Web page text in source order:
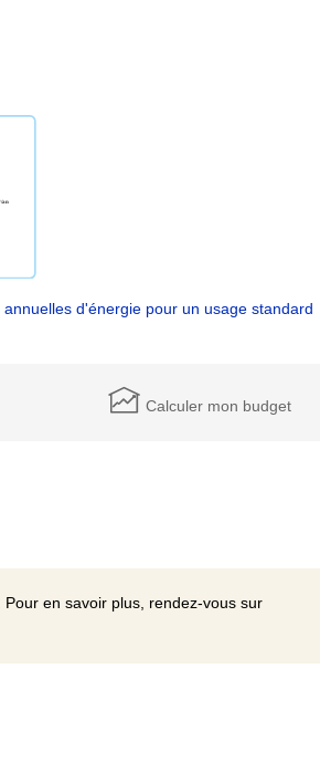
d'énergie pour un usage standard
Calculer mon budget
en savoir plus, rendez-vous sur